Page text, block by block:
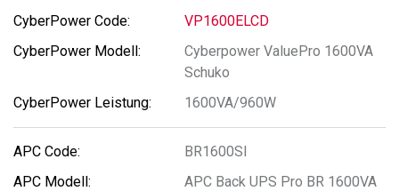
VP1600ELCD
Cyberpower ValuePro 1600VA
Schuko
1600VA/960W
BR1600SI
APC Back UPS Pro BR 1600VA